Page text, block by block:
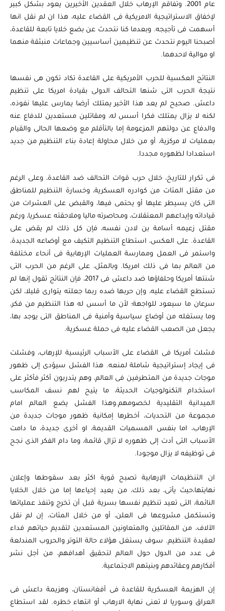
عام 2001. وتفاقم الإرهاب خلال العقدين الأخيرين يعود بشكل كبير
لإخفاق الاستراتيجية الامريكية فى القضاء عليه، هذا ان لم نقل انها
أسهمت فى تأجيجه. وبعدما كنا نتحدث عن بضع خلايا تابعة للقاعدة،
أصبحنا اليوم نتحدث عن تنظيمين أساسيين وجماعات منبثقة منهما
او موالية لاحدهما.
النتائج العكسية للحرب الأمريكية على القاعدة تكاد تكون هى نفسها
نتيجة الحرب التى شنها التحالف الدولى بقيادة امريكا على تنظيم
داعش. صحيح لم يعد هذا الأخير يمتلك أرضا يمارس عليها نفوذه،
لكنه لا يزال يمتلك فكرا أسس له، ومقاتلين مستعدين للدفاع عنه
والدفاع عن دولتهم المزعومة إما بالتأقلم مع وضعها الحالى والقيام
بعمليات لا مركزية، أو من خلال محاولة إعادة بناء التنظيم من جديد
استعدادا لظهوره مجددا.
فى تكرار للتاريخ، خلال حرب قوات التحالف ضد القاعدة، وعلى الرغم
من مقتل المئات من كوادره العسكرية، وخسارة التنظيم للمناطق
التى كان يسيطر عليها أو يحتمى فيها، والقبض على العشرات من
قياداته وإيداعهم المعتقلات، ومحاصرته ماليا وملاحقته عسكريا، ورغم
مقتل زعيمه أسامة بن لادن نفسه، فإن كل ذلك لم يقض على
القاعدة. على العكس، استطاع التنظيم التكيف مع أوضاعه الجديدة،
واستمر فى العمل وممارسة العمليات الإرهابية فى أنحاء مختلفة
من العالم بما فى ذلك امريكا. وبالمثل، على الرغم من الحرب التى
شنتها أمريكا وحلفاؤها ضد داعش فى 2017، فإن النتائج تقول إنها لم
تستطع القضاء عليه، وإن حربها ضده ربما جعلته يتوارى قليلا، لكن
سرعان ما سيعود للواجهة؛ لأن ما أسس له هذا التنظيم من فكر،
وما يستغله من أوضاع سياسية وأمنية فى المناطق التى يوجد بها،
يجعل من الصعب القضاء عليه فى حملة عسكرية.
فشلت أمريكا فى القضاء على الأسباب الرئيسية للإرهاب، وفشلت
فى إيجاد إستراتيجية شاملة لمنعه. هذا الفشل سيؤدى إلى ظهور
موجات جديدة من المتطرفين فى العالم، وهم يتدربون أكثر فأكثر على
استخدام التكنولوجيات الحديثة، ما يتيح لهم نسف المكاسب
الميدانية التقليدية لخصومهم.وهذا الفشل يضع العالم امام
مجموعة من التحديات، أخطرها إمكانية ظهور موجات جديدة من
الإرهاب، اما بنفس المسميات القديمة، او أخرى جديدة، ما دامت
الأسباب التى أدت إلى ظهوره لا تزال قائمة، وما دام الفكر الذى نجح
فى توظيفه لا يزال موجودا.
ان التنظيمات الإرهابية تصبح قوية اكثر بعد سقوطها وإعلان
نهايتها،حيث يأتى، بعد ذلك، من يعيد إحياءها إما من خلال الخلايا
النائمة، التى تعيد تنظيم نفسها بسرية قبل أن تخرج وتنفذ عملياتها
وتستكمل مشروعها فى العلن، أو من خلال المئات، إن لم نقل
الآلاف، من المقاتلين والمتعاونين المستعدين لتقديم حياتهم فداء
لعقيدة التنظيم. سوف يستغل هؤلاء حالة التوتر والحروب المندلعة
فى عدد من الدول حول العالم لتحقيق أهدافهم، من أجل نشر
أفكارهم وعقائدهم وبنيتهم الاجتماعية.
إن الهزيمة العسكرية للقاعدة فى أفغانستان، وهزيمة داعش فى
العراق وسوريا لا تعنى نهاية الارهاب أو انتهاء خطره. لقد استطاع